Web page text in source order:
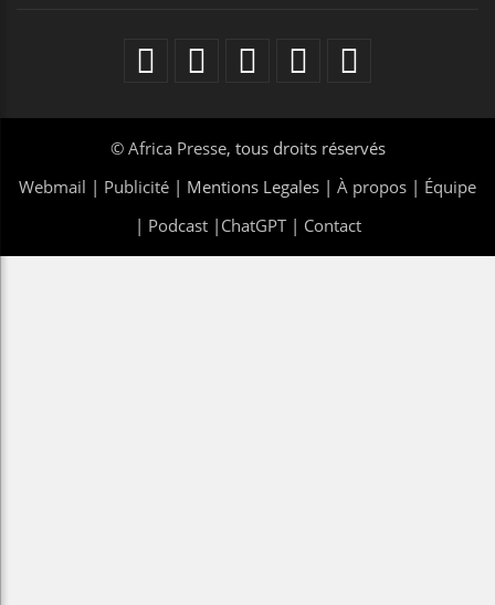
© Africa Presse, tous droits réservés
Webmail | Publicité | Mentions Legales | À propos | Équipe
| Podcast| ChatGPT| Contact